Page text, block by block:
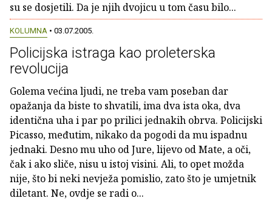
su se dosjetili. Da je njih dvojicu u tom času bilo...
KOLUMNA • 03.07.2005.
Policijska istraga kao proleterska
revolucija
Golema većina ljudi, ne treba vam poseban dar
opažanja da biste to shvatili, ima dva ista oka, dva
identična uha i par po prilici jednakih obrva. Policijski
Picasso, međutim, nikako da pogodi da mu ispadnu
jednaki. Desno mu uho od Jure, lijevo od Mate, a oči,
čak i ako sliče, nisu u istoj visini. Ali, to opet možda
nije, što bi neki nevježa pomislio, zato što je umjetnik
diletant. Ne, ovdje se radi o...